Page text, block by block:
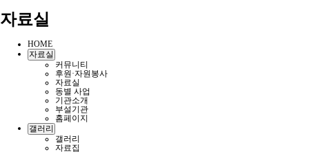
자료실
HOME
자료실
커뮤니티
후원·자원봉사
자료실
동별 사업
기관소개
부설기관
홈페이지
갤러리
갤러리
자료집